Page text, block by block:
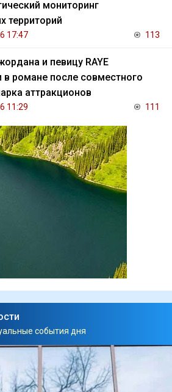
мониторинг
территорий
17:47 113
и певицу RAYE
в романе после совместного
аттракционов
11:29 111
события дня